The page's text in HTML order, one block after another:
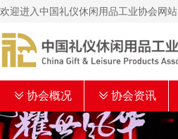
欢迎进入中国礼仪休闲用品工业协会网站
ꅂ 协会概况 ꅂ 协会资讯